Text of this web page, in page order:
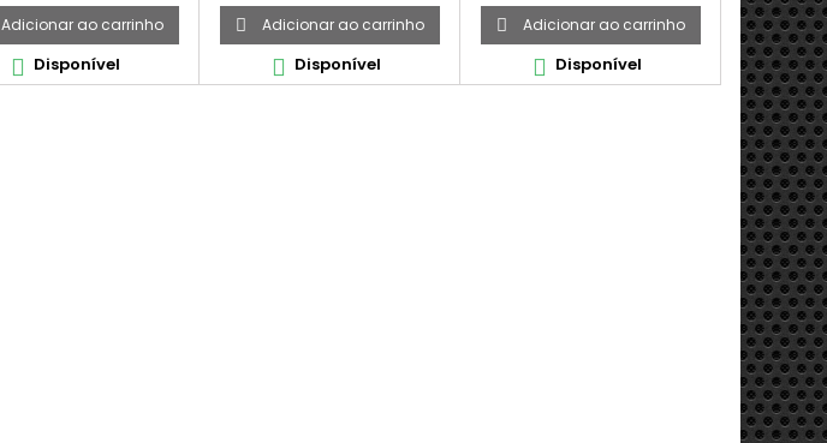
Adicionar ao carrinho
 Disponível
 Adicionar ao carrinho
 Disponível
 Adicionar ao carrinho
 Disponível